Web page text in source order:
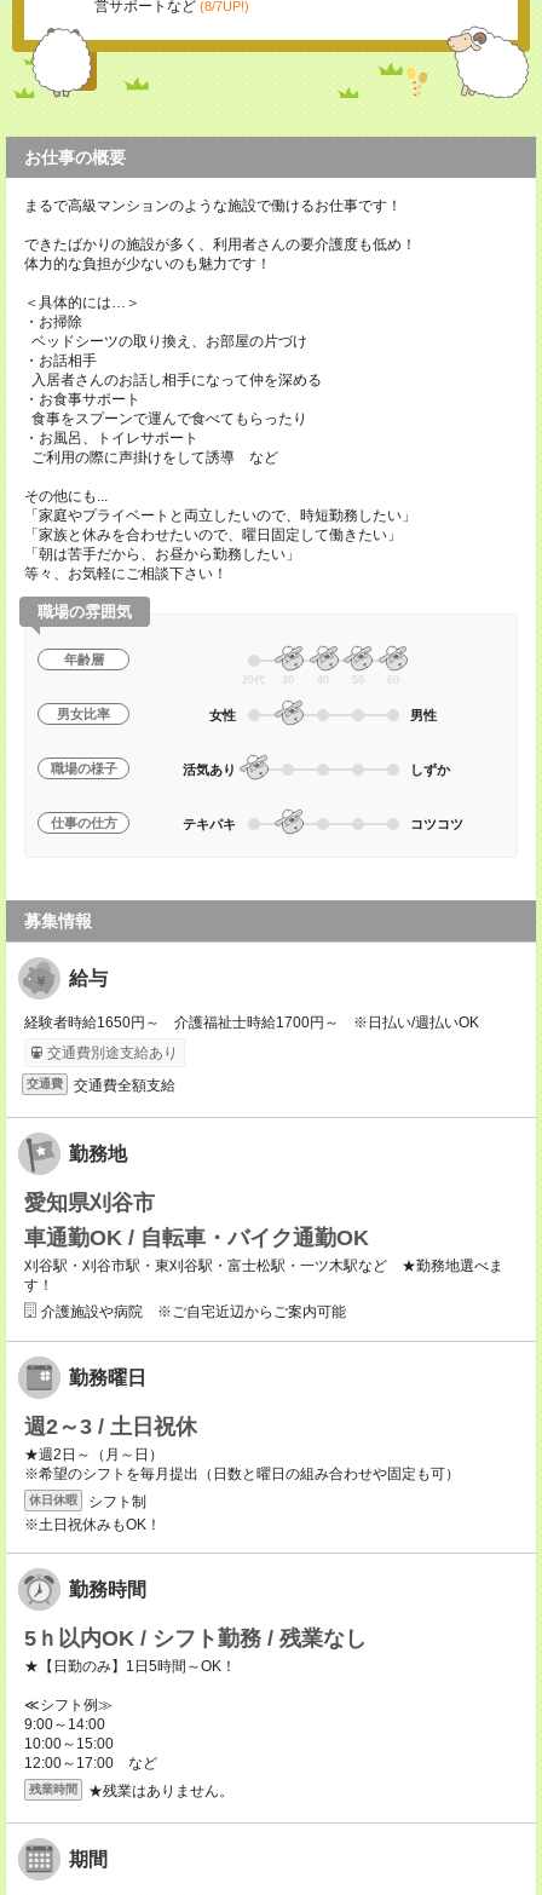
営サポートなど (8/7UP!)
お仕事の概要
まるで高級マンションのような施設で働けるお仕事です！
できたばかりの施設が多く、利用者さんの要介護度も低め！
体力的な負担が少ないのも魅力です！
＜具体的には…＞
・お掃除
ベッドシーツの取り換え、お部屋の片づけ
・お話相手
入居者さんのお話し相手になって仲を深める
・お食事サポート
食事をスプーンで運んで食べてもらったり
・お風呂、トイレサポート
ご利用の際に声掛けをして誘導 など
その他にも...
「家庭やプライベートと両立したいので、時短勤務したい」
「家族と休みを合わせたいので、曜日固定して働きたい」
「朝は苦手だから、お昼から勤務したい」
等々、お気軽にご相談下さい！
職場の雰囲気
年齢層
20代 30 40 50 60
男女比率 女性 男性
職場の様子 活気あり しずか
仕事の仕方 テキパキ コツコツ
募集情報
給与
経験者時給1650円～ 介護福祉士時給1700円～ ※日払い/週払いOK
交通費別途支給あり
交通費 交通費全額支給
勤務地
愛知県刈谷市
車通勤OK / 自転車・バイク通勤OK
刈谷駅・刈谷市駅・東刈谷駅・富士松駅・一ツ木駅など ★勤務地選べま
す！
介護施設や病院 ※ご自宅近辺からご案内可能
勤務曜日
週2～3 / 土日祝休
★週2日～（月～日）
※希望のシフトを毎月提出（日数と曜日の組み合わせや固定も可）
休日休暇
シフト制
※土日祝休みもOK！
勤務時間
5ｈ以内OK / シフト勤務 / 残業なし
★【日勤のみ】1日5時間～OK！
≪シフト例≫
9:00～14:00
10:00～15:00
12:00～17:00 など
残業時間 ★残業はありません。
期間